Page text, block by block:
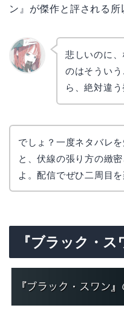
ン』が傑作と評される所
悲しいのに
のはそうい
ら、絶対違う
でしょ？一度ネタバレ
と、伏線の張り方の緻
よ。配信でぜひ二周目を
『ブラック・